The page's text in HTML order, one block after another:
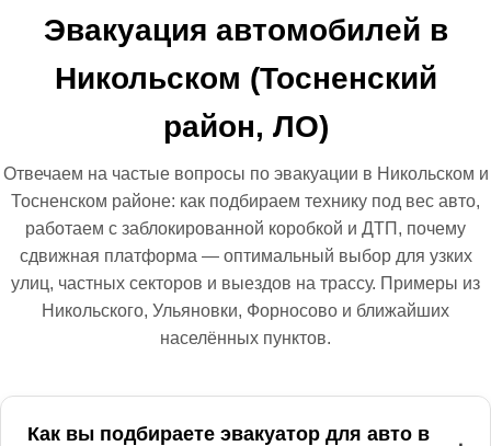
Эвакуация автомобилей в
Никольском (Тосненский
район, ЛО)
Отвечаем на частые вопросы по эвакуации в Никольском и
Тосненском районе: как подбираем технику под вес авто,
работаем с заблокированной коробкой и ДТП, почему
сдвижная платформа — оптимальный выбор для узких
улиц, частных секторов и выездов на трассу. Примеры из
Никольского, Ульяновки, Форносово и ближайших
населённых пунктов.
Как вы подбираете эвакуатор для авто в